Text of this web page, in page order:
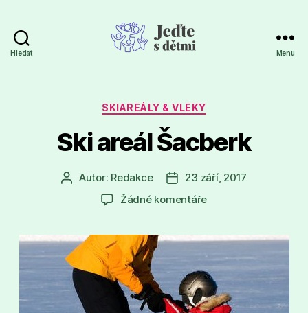
Hledat Menu
Rubriky
SKIAREÁLY & VLEKY
Ski areál Šacberk
Autor
příspěvku
Autor: Redakce
Datum
příspěvku
23 září, 2017
Žádné komentářeu
názvem
Ski
areál
Šacberk